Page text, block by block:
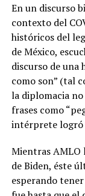
En un discurso
contexto del
históricos del
de México,
discurso de una
como son” (tal
la diplomacia
frases como
intérprete logró
Mientras AMLO
de Biden, éste
esperando